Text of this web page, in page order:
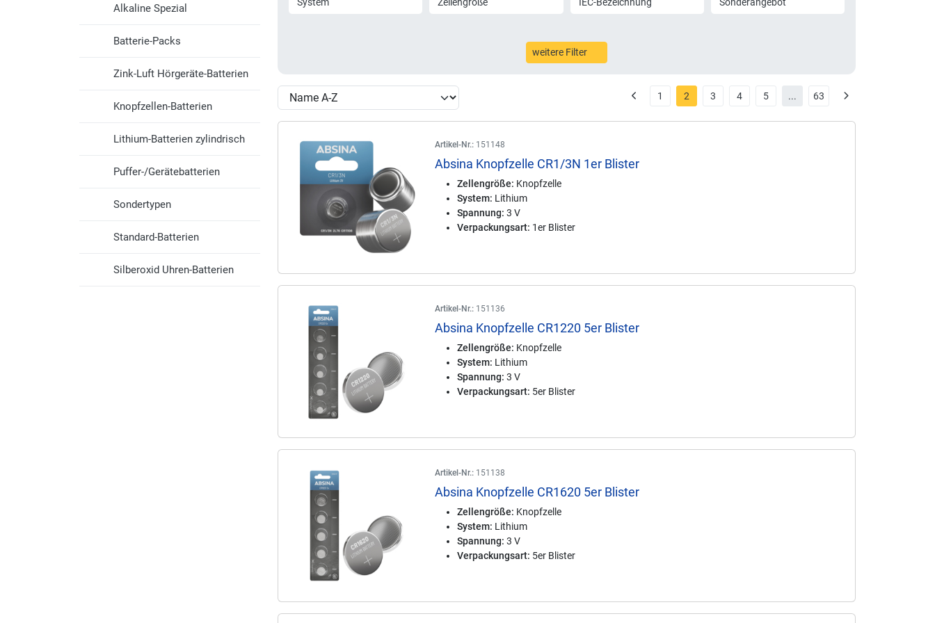
Alkaline Spezial
Batterie-Packs
Zink-Luft Hörgeräte-Batterien
Knopfzellen-Batterien
Lithium-Batterien zylindrisch
Puffer-/Gerätebatterien
Sondertypen
Standard-Batterien
Silberoxid Uhren-Batterien
weitere Filter
1 2 3 4 5 ... 63
Artikel-Nr.: 151148
Absina Knopfzelle CR1/3N 1er Blister
Zellengröße: Knopfzelle
System: Lithium
Spannung: 3 V
Verpackungsart: 1er Blister
Artikel-Nr.: 151136
Absina Knopfzelle CR1220 5er Blister
Zellengröße: Knopfzelle
System: Lithium
Spannung: 3 V
Verpackungsart: 5er Blister
Artikel-Nr.: 151138
Absina Knopfzelle CR1620 5er Blister
Zellengröße: Knopfzelle
System: Lithium
Spannung: 3 V
Verpackungsart: 5er Blister